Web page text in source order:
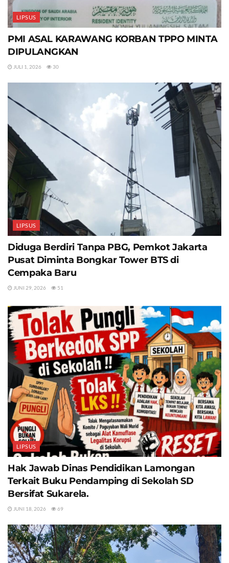
LIPSUS
PMI ASAL KARAWANG KORBAN TPPO MINTA
DIPULANGKAN
JULI 1, 2026 30
LIPSUS
Diduga Berdiri Tanpa PBG, Pemkot Jakarta
Pusat Diminta Bongkar Tower BTS di
Cempaka Baru
JUNI 29, 2026 51
LIPSUS
Hak Jawab Dinas Pendidikan Lamongan
Terkait Buku Pendamping di Sekolah SD
Bersifat Sukarela.
JUNI 18, 2026 69